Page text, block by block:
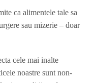
ca alimentele tale sa
sau mizerie – doar
cele mai inalte
noastre sunt non-